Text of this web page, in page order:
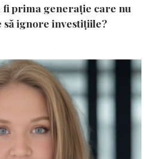
fi prima generație care nu
ignore investițiile?